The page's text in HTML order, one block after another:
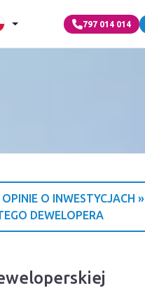
797 014 014
O INWESTYCJACH »
DEWELOPERA